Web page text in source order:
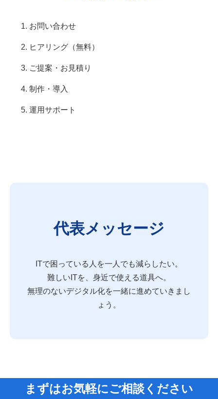
お問い合わせ
ヒアリング（無料）
ご提案・お見積り
制作・導入
運用サポート
代表メッセージ
ITで困っている人を一人でも減らしたい。
難しいITを、身近で使える道具へ。
無理のないデジタル化を一緒に進めていきまし
ょう。
まずはお気軽にご相談ください